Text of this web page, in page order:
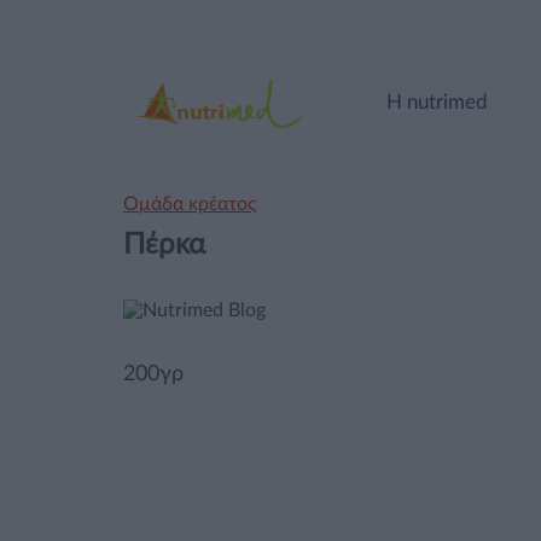
Η nutrimed
Ομάδα κρέατος
Πέρκα
200γρ